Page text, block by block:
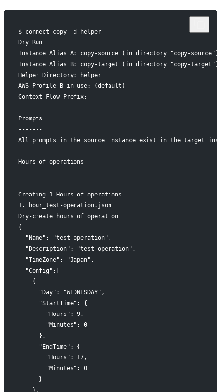
$ connect_copy -d helper
Dry Run
Instance Alias A: copy-source (in directory "copy-source")
Instance Alias B: copy-target (in directory "copy-target")
Helper Directory: helper
AWS Profile B in use: (default)
Context Flow Prefix:
Prompts
-------
All prompts in the source instance exist in the target
Hours of operations
-------------------
Creating 1 Hours of operations
1. hour_test-operation.json
Dry-create hours of operation
{
  "Name": "test-operation",
  "Description": "test-operation",
  "TimeZone": "Japan",
  "Config":[
    {
      "Day": "WEDNESDAY",
      "StartTime": {
        "Hours": 9,
        "Minutes": 0
      },
      "EndTime": {
        "Hours": 17,
        "Minutes": 0
      }
    },